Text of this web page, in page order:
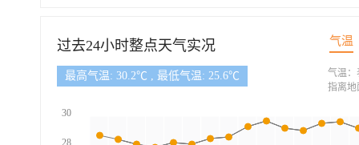
过去24小时整点天气实况 气温
最高气温: 30.2℃ , 最低气温: 25.6℃
30
28
气温：
指离地